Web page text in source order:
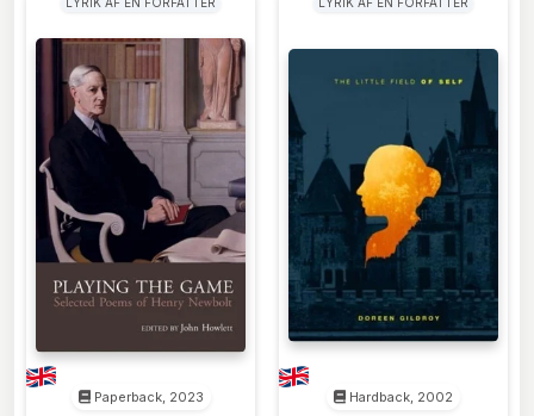
Paperback, 2023 Hardback, 2002